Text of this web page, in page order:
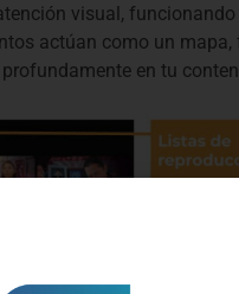
visual,
actúan como un
en tu